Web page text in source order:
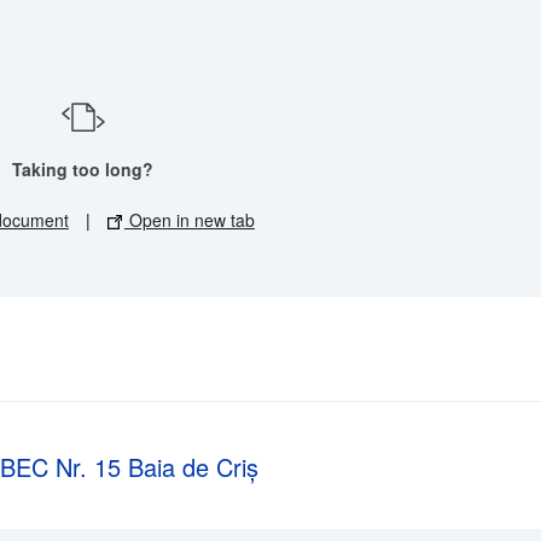
Taking too long?
| Open in new tab
Nr. 15 Baia de Criș